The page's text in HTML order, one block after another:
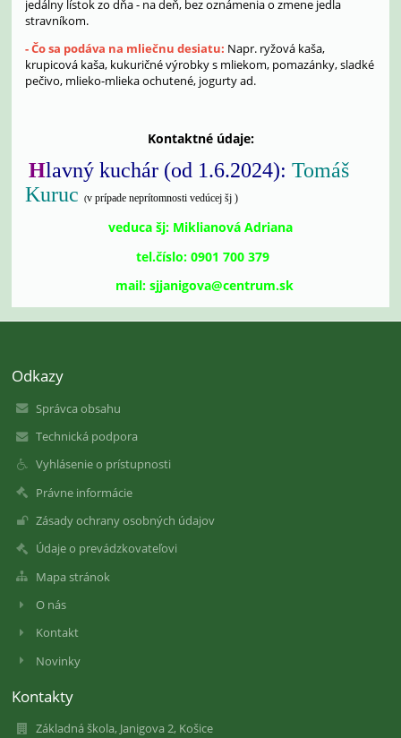
jedálny lístok zo dňa - na deň, bez oznámenia o zmene jedla
stravníkom.
- Čo sa podáva na mliečnu desiatu: Napr. ryžová kaša,
krupicová kaša, kukuričné výrobky s mliekom, pomazánky, sladké
pečivo, mlieko-mlieka ochutené, jogurty ad.
Kontaktné údaje:
Hlavný kuchár (od 1.6.2024):Tomáš
Kuruc(v prípade neprítomnosti vedúcej šj )
veduca šj: Miklianová Adriana
tel.číslo: 0901 700 379
mail: sjjanigova@centrum.sk
Odkazy
Správca obsahu
Technická podpora
Vyhlásenie o prístupnosti
Právne informácie
Zásady ochrany osobných údajov
Údaje o prevádzkovateľovi
Mapa stránok
O nás
Kontakt
Novinky
Kontakty
Základná škola, Janigova 2, Košice